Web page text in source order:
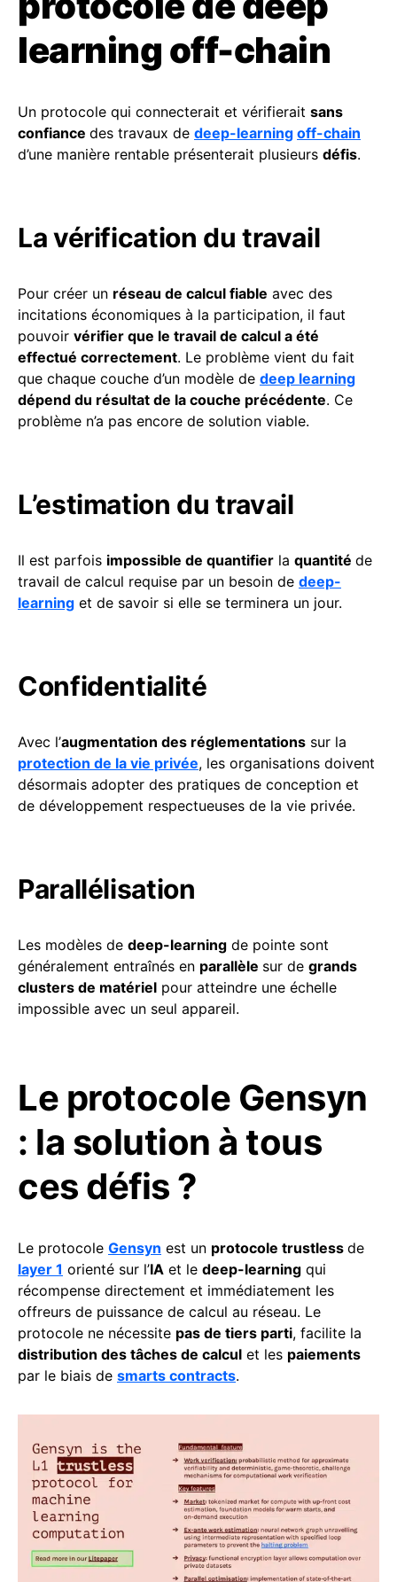
learning off-chain
Un protocole qui connecterait et vérifierait sans
confiance des travaux de deep-learning off-chain
d’une manière rentable présenterait plusieurs défis.
La vérification du travail
Pour créer un réseau de calcul fiable avec des
incitations économiques à la participation, il faut
pouvoir vérifier que le travail de calcul a été
effectué correctement. Le problème vient du fait
que chaque couche d’un modèle de deep learning
dépend du résultat de la couche précédente. Ce
problème n’a pas encore de solution viable.
L’estimation du travail
Il est parfois impossible de quantifier la quantité de
travail de calcul requise par un besoin de deep-
learning et de savoir si elle se terminera un jour.
Confidentialité
Avec l’augmentation des réglementations sur la
protection de la vie privée, les organisations doivent
désormais adopter des pratiques de conception et
de développement respectueuses de la vie privée.
Parallélisation
Les modèles de deep-learning de pointe sont
généralement entraînés en parallèle sur de grands
clusters de matériel pour atteindre une échelle
impossible avec un seul appareil.
Le protocole Gensyn
: la solution à tous
ces défis ?
Le protocole Gensyn est un protocole trustless de
layer 1 orienté sur l’IA et le deep-learning qui
récompense directement et immédiatement les
offreurs de puissance de calcul au réseau. Le
protocole ne nécessite pas de tiers parti, facilite la
distribution des tâches de calcul et les paiements
par le biais de smarts contracts.